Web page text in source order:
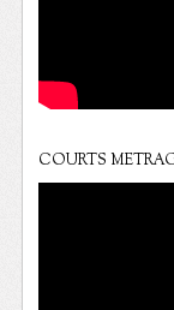
COURTS